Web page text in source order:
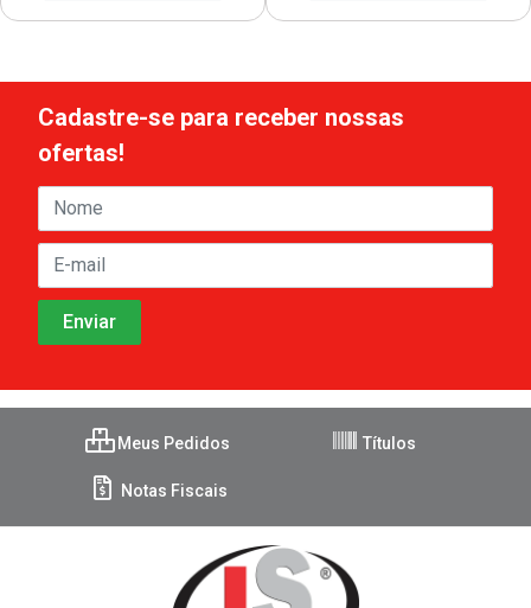
Cadastre-se para receber nossas
ofertas!
Meus Pedidos Títulos
Notas Fiscais